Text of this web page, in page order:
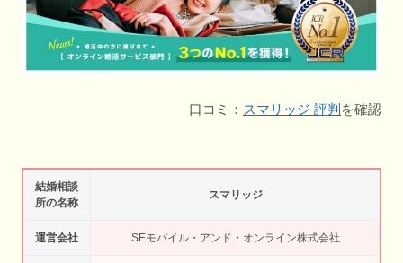
口コミ： スマリッジ 評判 を確認
結婚相談
所の名称
スマリッジ
運営会社 SEモバイル・アンド・オンライン株式会社